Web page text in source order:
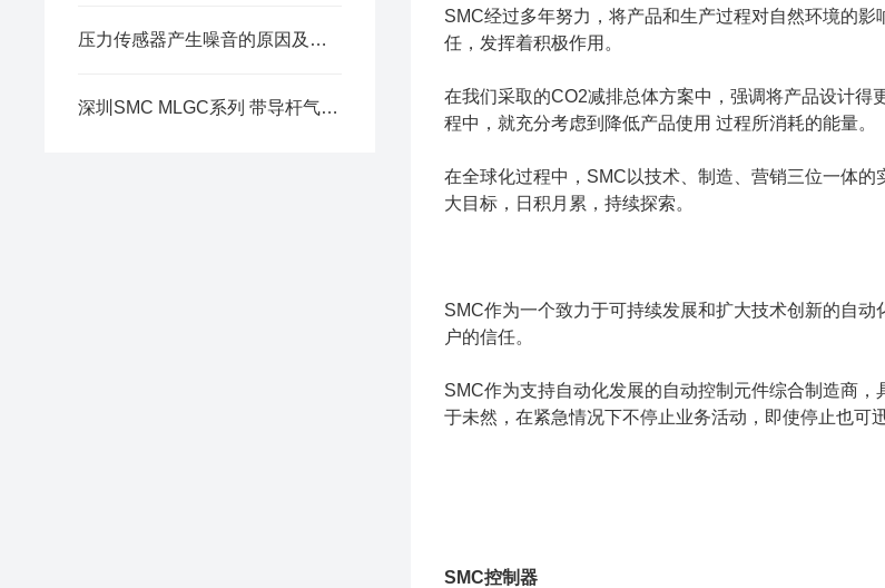
压力传感器产生噪音的原因及解决方法
深圳SMC MLGC系列 带导杆气缸简介
SMC经过多年努力，将产品和生产过程对自然环境的
任，发挥着积极作用。
在我们采取的CO2减排总体方案中，强调将产品设计
程中，就充分考虑到降低产品使用 过程所消耗的能量。
在全球化过程中，SMC以技术、制造、营销三位一体
大目标，日积月累，持续探索。
SMC作为一个致力于可持续发展和扩大技术创新的自
户的信任。
SMC作为支持自动化发展的自动控制元件综合制造商
于未然，在紧急情况下不停止业务活动，即使停止也可
SMC控制器